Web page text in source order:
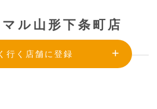
ル山形下条町店
行く店舗に登録